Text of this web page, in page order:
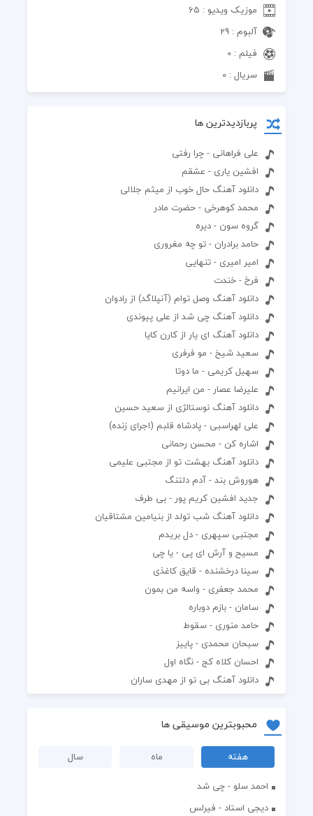
موزیک ویدیو : 65
آلبوم : 29
فیلم : 0
سریال : 0
پربازدیدترین ها
علی فراهانی - چرا رفتی
افشین یاری - عشقم
دانلود آهنگ حال خوب از میثم جلالی
محمد کوهرخی - حضرت مادر
گروه سون - دیره
حامد برادران - تو چه مغروری
امیر امیری - تنهایی
فرخ - خندت
دانلود آهنگ وصل توام (آنپلاگد) از رادوان
دانلود آهنگ چی شد از علی پیوندی
دانلود آهنگ ای یار از کارن کایا
سعید شیخ - مو فرفری
سهیل کریمی - ما دوتا
علیرضا عصار - من ایرانیم
دانلود آهنگ نوستالژی از سعید حسین
علی لهراسبی - پادشاه قلبم (اجرای زنده)
اشاره کن - محسن رحمانی
دانلود آهنگ بهشت تو از مجتبی علیمی
هوروش بند - آدم دلتنگ
جدید افشین کریم پور - بی طرف
دانلود آهنگ شب تولد از بنیامین مشتاقیان
مجتبی سپهری - دل بریدم
مسیح و آرش ای پی - یا چی
سینا درخشنده - قایق کاغذی
محمد جعفری - واسه من بمون
سامان - بازم دوباره
حامد منوری - سقوط
سبحان محمدی - پاییز
احسان کلاه کج - نگاه اول
دانلود آهنگ بی تو از مهدی ساران
محبوبترین موسیقی ها
هفته ماه
سال
احمد سلو - چی شد
دیجی استاد - فیرلس